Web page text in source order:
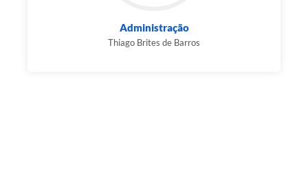
Administração
Thiago Brites de Barros